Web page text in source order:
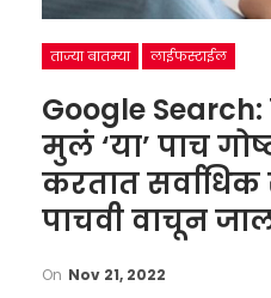
ताज्या बातम्या लाईफस्टाईल
Google
मुलं ‘या’ पाच
करतात
पाचवी वाचून
On Nov 21, 2022